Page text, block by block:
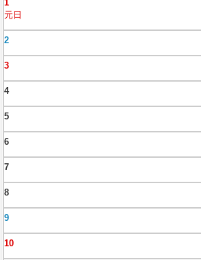
1
元日
2
3
4
5
6
7
8
9
10